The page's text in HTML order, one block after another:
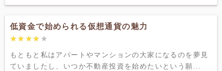
低資金で始められる仮想通貨の魅力
★★★★★
★★★★★
もともと私はアパートやマンションの大家になるのを夢見
ていましたし、いつか不動産投資を始めたいという願...